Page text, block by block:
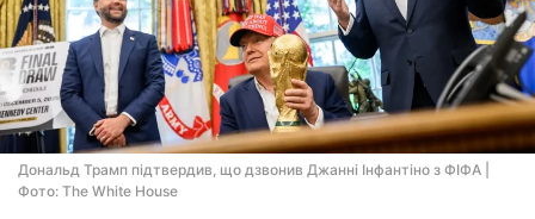
Дональд Трамп підтвердив, що дзвонив Джанні Інфантіно з ФІФА |
Фото: The White House